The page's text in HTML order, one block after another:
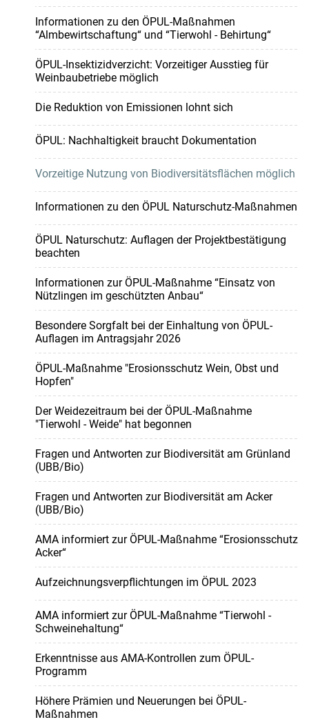
Informationen zu den ÖPUL-Maßnahmen
“Almbewirtschaftung“ und “Tierwohl - Behirtung“
ÖPUL-Insektizidverzicht: Vorzeitiger Ausstieg für
Weinbaubetriebe möglich
Die Reduktion von Emissionen lohnt sich
ÖPUL: Nachhaltigkeit braucht Dokumentation
Vorzeitige Nutzung von Biodiversitätsflächen möglich
Informationen zu den ÖPUL Naturschutz-Maßnahmen
ÖPUL Naturschutz: Auflagen der Projektbestätigung
beachten
Informationen zur ÖPUL-Maßnahme “Einsatz von
Nützlingen im geschützten Anbau“
Besondere Sorgfalt bei der Einhaltung von ÖPUL-
Auflagen im Antragsjahr 2026
ÖPUL-Maßnahme "Erosionsschutz Wein, Obst und
Hopfen"
Der Weidezeitraum bei der ÖPUL-Maßnahme
"Tierwohl - Weide" hat begonnen
Fragen und Antworten zur Biodiversität am Grünland
(UBB/Bio)
Fragen und Antworten zur Biodiversität am Acker
(UBB/Bio)
AMA informiert zur ÖPUL-Maßnahme “Erosionsschutz
Acker“
Aufzeichnungsverpflichtungen im ÖPUL 2023
AMA informiert zur ÖPUL-Maßnahme “Tierwohl -
Schweinehaltung“
Erkenntnisse aus AMA-Kontrollen zum ÖPUL-
Programm
Höhere Prämien und Neuerungen bei ÖPUL-
Maßnahmen